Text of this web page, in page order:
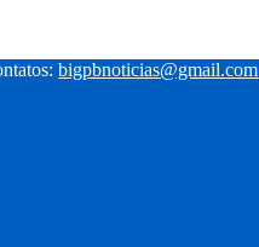
bigpbnoticias@gmail.com